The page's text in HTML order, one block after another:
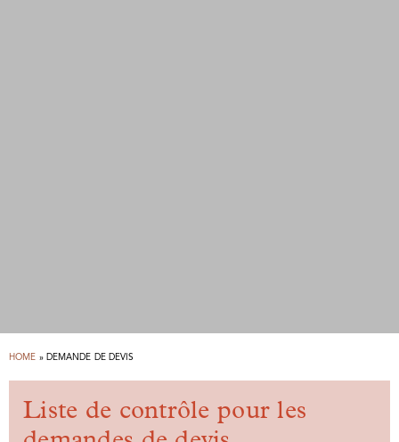
HOME » DEMANDE DE DEVIS
Liste de contrôle pour les